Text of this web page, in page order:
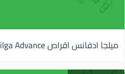
ميلجا ادفانس اقراص Milga Advance : للاعصاب والإكتئاب